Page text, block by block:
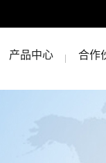
产品中心 合作